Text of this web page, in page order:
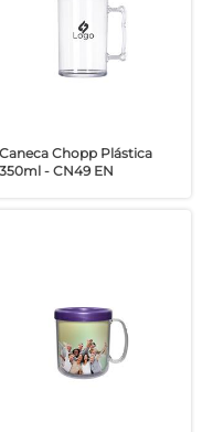
Caneca Chopp Plástica
350ml - CN49 EN